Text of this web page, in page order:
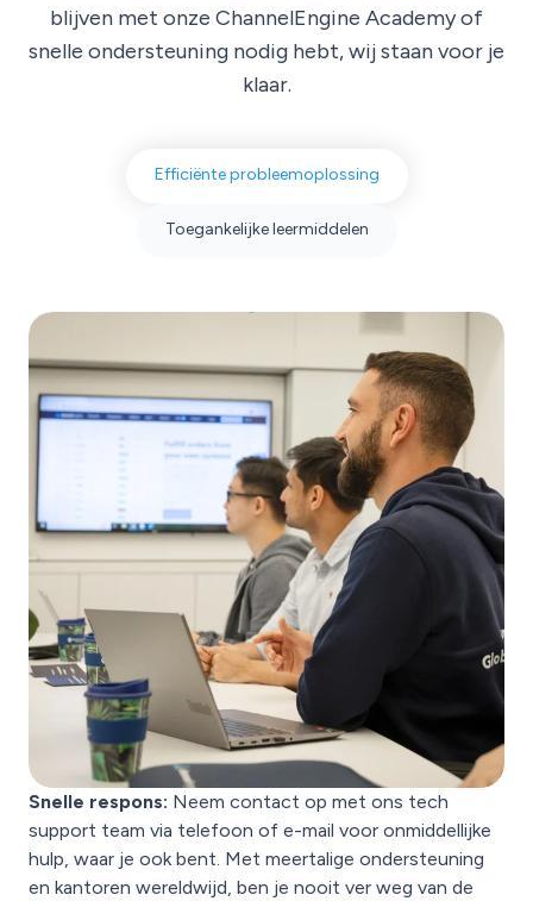
blijven met onze ChannelEngine Academy of
snelle ondersteuning nodig hebt, wij staan voor je
klaar.
Efficiënte probleemoplossing
Toegankelijke leermiddelen
Snelle respons: Neem contact op met ons tech
support team via telefoon of e-mail voor onmiddellijke
hulp, waar je ook bent. Met meertalige ondersteuning
en kantoren wereldwijd, ben je nooit ver weg van de